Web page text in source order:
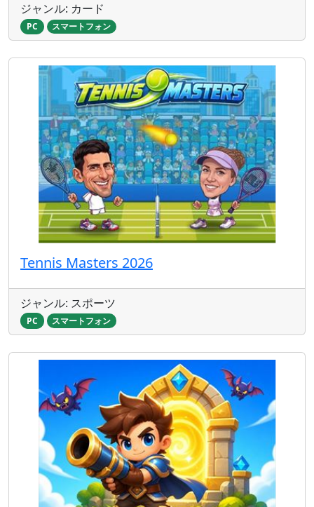
ジャンル: カード
PC スマートフォン
Tennis Masters 2026
ジャンル: スポーツ
PC スマートフォン